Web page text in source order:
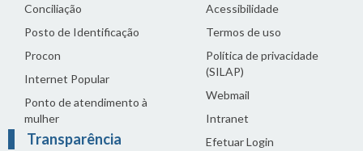
Conciliação
Posto de Identificação
Procon
Internet Popular
Ponto de atendimento à
mulher
Transparência
Acessibilidade
Termos de uso
Política de privacidade
(SILAP)
Webmail
Intranet
Efetuar Login